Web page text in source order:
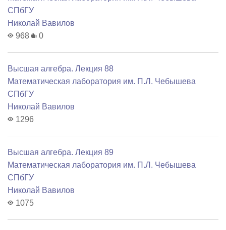
СПбГУ
Николай Вавилов
968
0
Высшая алгебра. Лекция 88
Математичеcкая лаборатория им. П.Л. Чебышева
СПбГУ
Николай Вавилов
1296
Высшая алгебра. Лекция 89
Математичеcкая лаборатория им. П.Л. Чебышева
СПбГУ
Николай Вавилов
1075